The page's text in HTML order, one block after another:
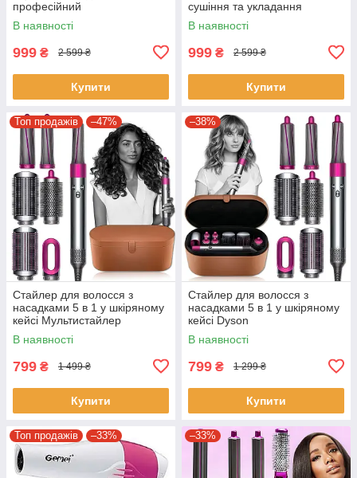
професійний
В наявності
999 ₴ 2 599 ₴
Купити
сушіння та укладання
волосся LY-94
В наявності
999 ₴ 2 599 ₴
Купити
Топ продажів –47%
Стайлер для волосся з
насадками 5 в 1 у шкіряному
кейсі Мультистайлер
автоматичний для укладання
та завивки
В наявності
799 ₴ 1 499 ₴
Купити
–38%
Стайлер для волосся з
насадками 5 в 1 у шкіряному
кейсі Dyson
В наявності
799 ₴ 1 299 ₴
Купити
Топ продажів –33% –33%